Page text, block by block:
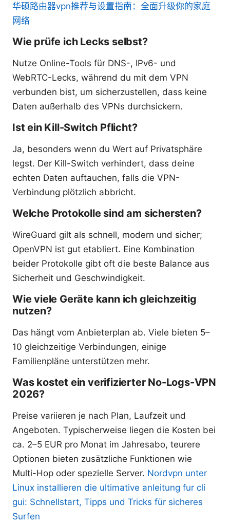
华硕路由器vpn推荐与设置指南：全面升级你的家庭
网络
Wie prüfe ich Lecks selbst?
Nutze Online-Tools für DNS-, IPv6- und
WebRTC-Lecks, während du mit dem VPN
verbunden bist, um sicherzustellen, dass keine
Daten außerhalb des VPNs durchsickern.
Ist ein Kill-Switch Pflicht?
Ja, besonders wenn du Wert auf Privatsphäre
legst. Der Kill-Switch verhindert, dass deine
echten Daten auftauchen, falls die VPN-
Verbindung plötzlich abbricht.
Welche Protokolle sind am sichersten?
WireGuard gilt als schnell, modern und sicher;
OpenVPN ist gut etabliert. Eine Kombination
beider Protokolle gibt oft die beste Balance aus
Sicherheit und Geschwindigkeit.
Wie viele Geräte kann ich gleichzeitig
nutzen?
Das hängt vom Anbieterplan ab. Viele bieten 5–
10 gleichzeitige Verbindungen, einige
Familienpläne unterstützen mehr.
Was kostet ein verifizierter No-Logs-VPN
2026?
Preise variieren je nach Plan, Laufzeit und
Angeboten. Typischerweise liegen die Kosten bei
ca. 2–5 EUR pro Monat im Jahresabo, teurere
Optionen bieten zusätzliche Funktionen wie
Multi-Hop oder spezielle Server. Nordvpn unter
Linux installieren die ultimative anleitung fur cli
gui: Schnellstart, Tipps und Tricks für sicheres
Surfen